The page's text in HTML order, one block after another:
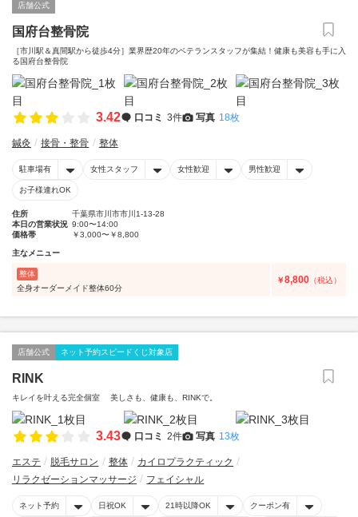
店舗公式
国府台整骨院
［市川駅＆真間駅から徒歩4分］業界歴20年のベテランスタッフが集結！健康も美容も手に入
る国府台整骨院
3.42 口コミ 3件 写真 18枚
鍼灸 接骨・整骨 整体
駐車場有 女性スタッフ 女性歓迎 男性歓迎
お子様連れOK
住所
千葉県市川市市川1-13-28
本日の営業状況 9:00〜14:00
価格帯
￥3,000〜￥8,800
主なメニュー
整体
全身オーダーメイド整体60分
￥8,800 （税込）
店舗公式 ネット予約スピードくじ対象店
RINK
キレイを叶える完全個室 美しさも、健康も、RINKで。
3.43 口コミ 2件 写真 13枚
エステ 脱毛サロン 整体
カイロプラクティック
リラクゼーションマッサージ
フェイシャル
ネット予約 日祝OK 21時以降OK クーポン有